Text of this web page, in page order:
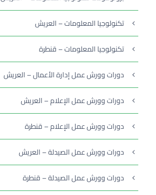
تكنولوجيا المعلومات – العريش
تكنولوجيا المعلومات – قنطرة
دورات وورش عمل إدارة الأعمال – العريش
دورات وورش عمل الإعلام – العريش
دورات وورش عمل الإعلام – قنطرة
دورات وورش عمل الصيدلة – العريش
دورات وورش عمل الصيدلة – قنطرة